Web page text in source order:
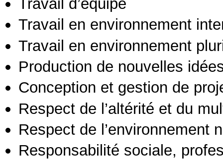
Travail en environnement
Travail en environnement
Production de nouvelles
Conception et gestion de
Respect de l’altérité et du
Respect de l’environnement
Responsabilité sociale,